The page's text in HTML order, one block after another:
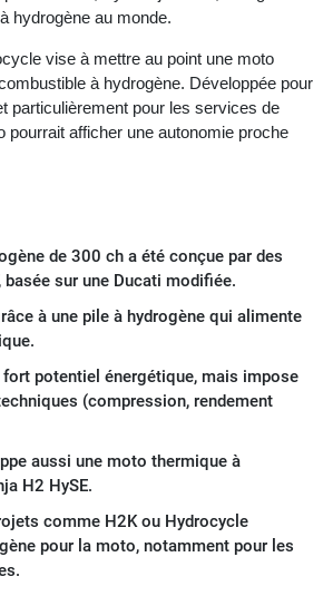
hydrogène au monde.
vise à mettre au point une moto
à hydrogène. Développée pour
particulièrement pour les services de
pourrait afficher une autonomie proche
de 300 ch a été conçue par des
basée sur une Ducati modifiée.
à une pile à hydrogène qui alimente
fort potentiel énergétique, mais impose
(compression, rendement
aussi une moto thermique à
H2 HySE.
comme H2K ou Hydrocycle
pour la moto, notamment pour les